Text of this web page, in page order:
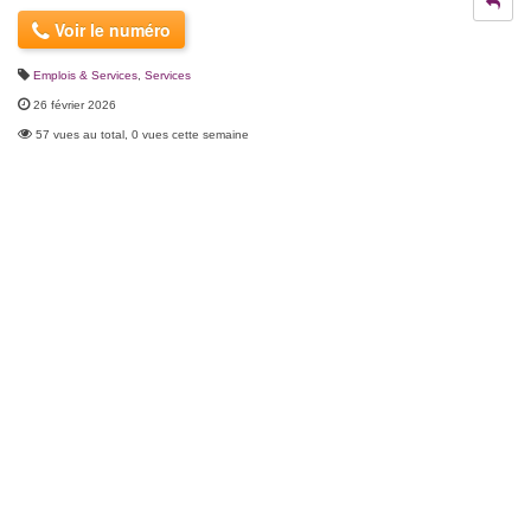
Voir le numéro
Emplois & Services Services
26 février 2026
57 vues au total, 0 vues cette semaine